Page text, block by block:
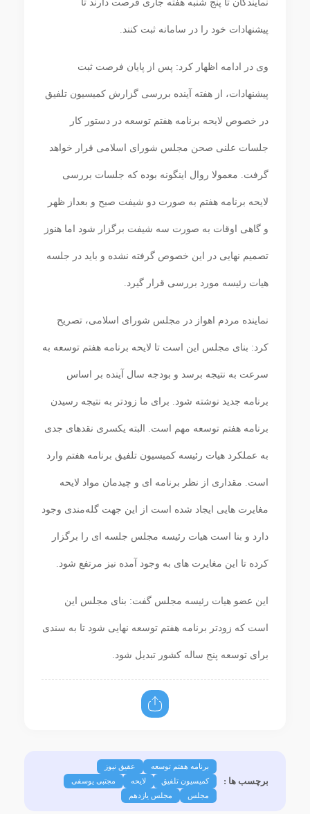
نمایندگان تا پنج شنبه هفته جاری فرصت دارند تا
پیشنهادات خود را در سامانه ثبت کنند.
وی در ادامه اظهار کرد: پس از پایان فرصت ثبت
پیشنهادات، از هفته آینده بررسی گزارش کمیسیون تلفیق
در خصوص لایحه برنامه هفتم توسعه در دستور کار
جلسات علنی صحن مجلس شورای اسلامی قرار خواهد
گرفت. معمولا روال اینگونه بوده که جلسات بررسی
لایحه برنامه هفتم به صورت دو شیفت صبح و بعداز ظهر
و گاهی اوقات به صورت سه شیفت برگزار شود اما هنوز
تصمیم نهایی در این خصوص گرفته نشده و باید در جلسه
هیات رئیسه مورد بررسی قرار گیرد.
نماینده مردم اهواز در مجلس شورای اسلامی، تصریح
کرد: بنای مجلس این است تا لایحه برنامه هفتم توسعه به
سرعت به نتیجه برسد و بودجه سال آینده بر اساس
برنامه جدید نوشته شود. برای ما زودتر به نتیجه رسیدن
برنامه هفتم توسعه مهم است. البته یکسری نقدهای جدی
به عملکرد هیات رئیسه کمیسیون تلفیق برنامه هفتم وارد
است. مقداری از نظر برنامه ای و چیدمان مواد لایحه
مغایرت هایی ایجاد شده است از این جهت گله‌مندی وجود
دارد و بنا است هیات رئیسه مجلس جلسه ای را برگزار
کرده تا این مغایرت های به وجود آمده نیز مرتفع شود.
این عضو هیات رئیسه مجلس گفت: بنای مجلس این
است که زودتر برنامه هفتم توسعه نهایی شود تا به سندی
برای توسعه پنج ساله کشور تبدیل شود.
برچسب ها :
برنامه هفتم توسعه
عقیق نیوز
کمیسیون تلفیق
لایحه
مجتبی یوسفی
مجلس
مجلس یازدهم